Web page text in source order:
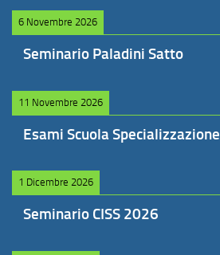
6 Novembre 2026
Seminario Paladini Satto
11 Novembre 2026
Esami Scuola Specializzazione
1 Dicembre 2026
Seminario CISS 2026